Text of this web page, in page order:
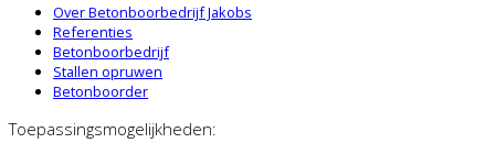
Over Betonboorbedrijf Jakobs
Referenties
Betonboorbedrijf
Stallen opruwen
Betonboorder
Toepassingsmogelijkheden: